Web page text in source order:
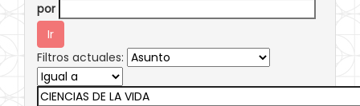
por
Filtros actuales: